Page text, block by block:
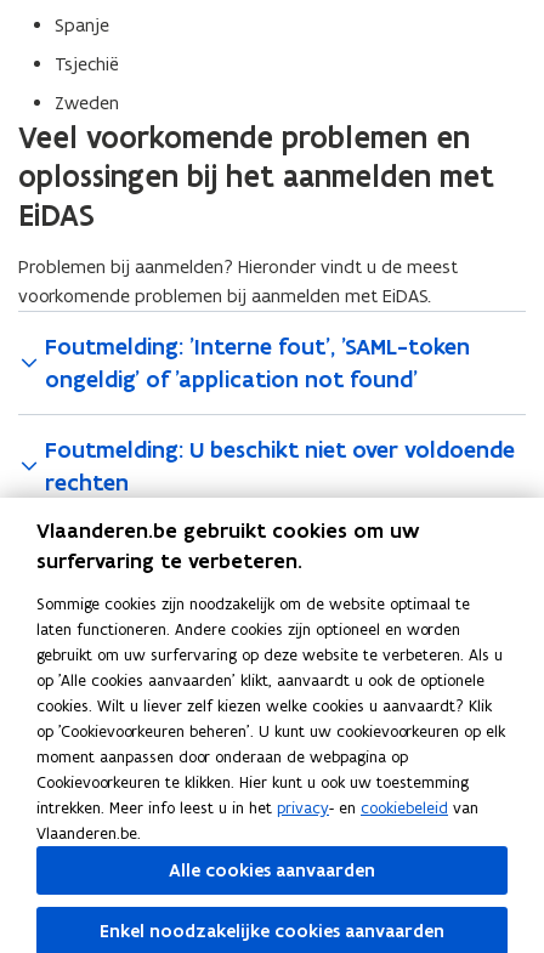
Spanje
Tsjechië
Zweden
Veel voorkomende problemen en
oplossingen bij het aanmelden met
EiDAS
Problemen bij aanmelden? Hieronder vindt u de meest
voorkomende problemen bij aanmelden met EiDAS.
Foutmelding: 'Interne fout', 'SAML-token
ongeldig' of 'application not found'
Foutmelding: U beschikt niet over voldoende
rechten
Nog steeds aanmeldproblemen?
Op de paginaOplossen van aanmeldproblemen met digitale
sleutels
vindt u verdere technische informatie over mogelijke
oorzaken en oplossingen bij aanmeldfouten.
U kunt ook steeds met verdere vragen de dienst 1700
contacteren (klik bovenaan deze pagina op ‘hulp nodig’).
Meer info
D
c
o
e
Documentatie over eIDAS
D
cDeel deze pagina
Vlaanderen.be gebruikt cookies om uw
surfervaring te verbeteren.
Sommige cookies zijn noodzakelijk om de website optimaal te
laten functioneren. Andere cookies zijn optioneel en worden
gebruikt om uw surfervaring op deze website te verbeteren. Als u
op 'Alle cookies aanvaarden' klikt, aanvaardt u ook de optionele
cookies. Wilt u liever zelf kiezen welke cookies u aanvaardt? Klik
op 'Cookievoorkeuren beheren'. U kunt uw cookievoorkeuren op elk
moment aanpassen door onderaan de webpagina op
Cookievoorkeuren te klikken. Hier kunt u ook uw toestemming
intrekken. Meer info leest u in het privacy- en cookiebeleid van
Vlaanderen.be.
Alle cookies aanvaarden
Enkel noodzakelijke cookies aanvaarden